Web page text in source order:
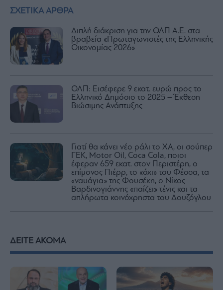
ΣΧΕΤΙΚΑ ΑΡΘΡΑ
Διπλή διάκριση για την ΟΛΠ Α.Ε. στα
βραβεία «Πρωταγωνιστές της Ελληνικής
Οικονομίας 2026»
ΟΛΠ: Εισέφερε 9 εκατ. ευρώ προς το
Ελληνικό Δημόσιο το 2025 – Έκθεση
Βιώσιμης Ανάπτυξης
Γιατί θα κάνει νέο ράλι το ΧΑ, οι σούπερ
ΓΕΚ, Motor Oil, Coca Cola, ποιοι
έφεραν 659 εκατ. στον Περιστέρη, ο
επίμονος Πιέρρ, το «όχι» του Φέσσα, τα
«ναυάγια» της Φουσέκη, ο Νίκος
Βαρδινογιάννης «παίζει» τένις και τα
απλήρωτα κοινόχρηστα του Δουζόγλου
ΔΕΙΤΕ ΑΚΟΜΑ